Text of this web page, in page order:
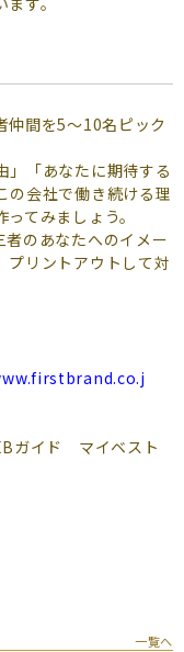
間を5～10名ピック
「あなたに期待する
の会社で働き続ける理
てみましょう。
のあなたへのイメー
プリントアウトして対
ガイド マイベスト
一覧へ